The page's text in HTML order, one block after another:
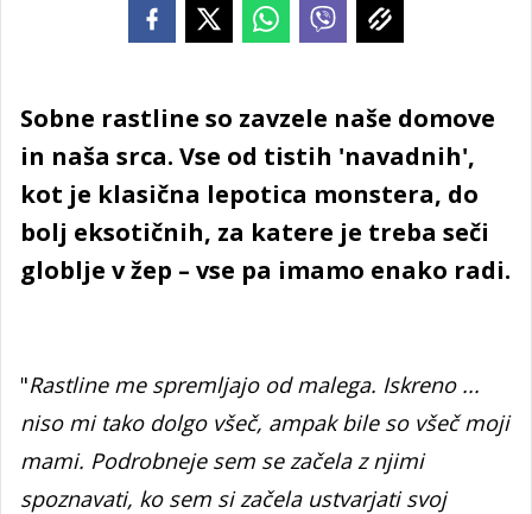
Sobne rastline so zavzele naše domove
in naša srca. Vse od tistih 'navadnih',
kot je klasična lepotica monstera, do
bolj eksotičnih, za katere je treba seči
globlje v žep – vse pa imamo enako radi.
"Rastline me spremljajo od malega. Iskreno ...
niso mi tako dolgo všeč, ampak bile so všeč moji
mami. Podrobneje sem se začela z njimi
spoznavati, ko sem si začela ustvarjati svoj